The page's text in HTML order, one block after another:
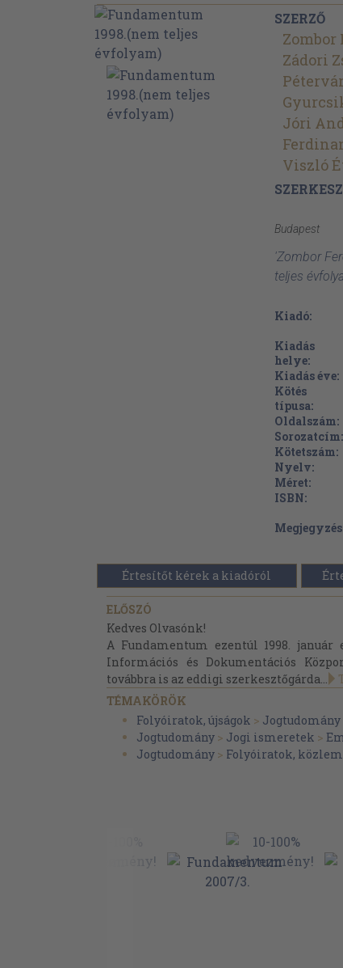
SZERZŐ
Zombor
Zádori
Jóri
Viszló
Budapest
'Zombor
teljes
Kiadó:
Kiadás
helye:
Kiadás éve:
Kötés
típusa:
Oldalszám:
Sorozatcím:
Kötetszám:
Nyelv:
Méret:
ISBN:
Értesítőt kérek a kiadóról
ELŐSZÓ
Kedves Olvasónk!
A Fundamentum ezentúl 1998.
Információs és Dokumentációs
továbbra is az eddigi szerkesztőgárda...
TÉMAKÖRÖK
Folyóiratok, újságok > Jogtudomány
Jogtudomány > Jogi ismeretek >
Jogtudomány > Folyóiratok,